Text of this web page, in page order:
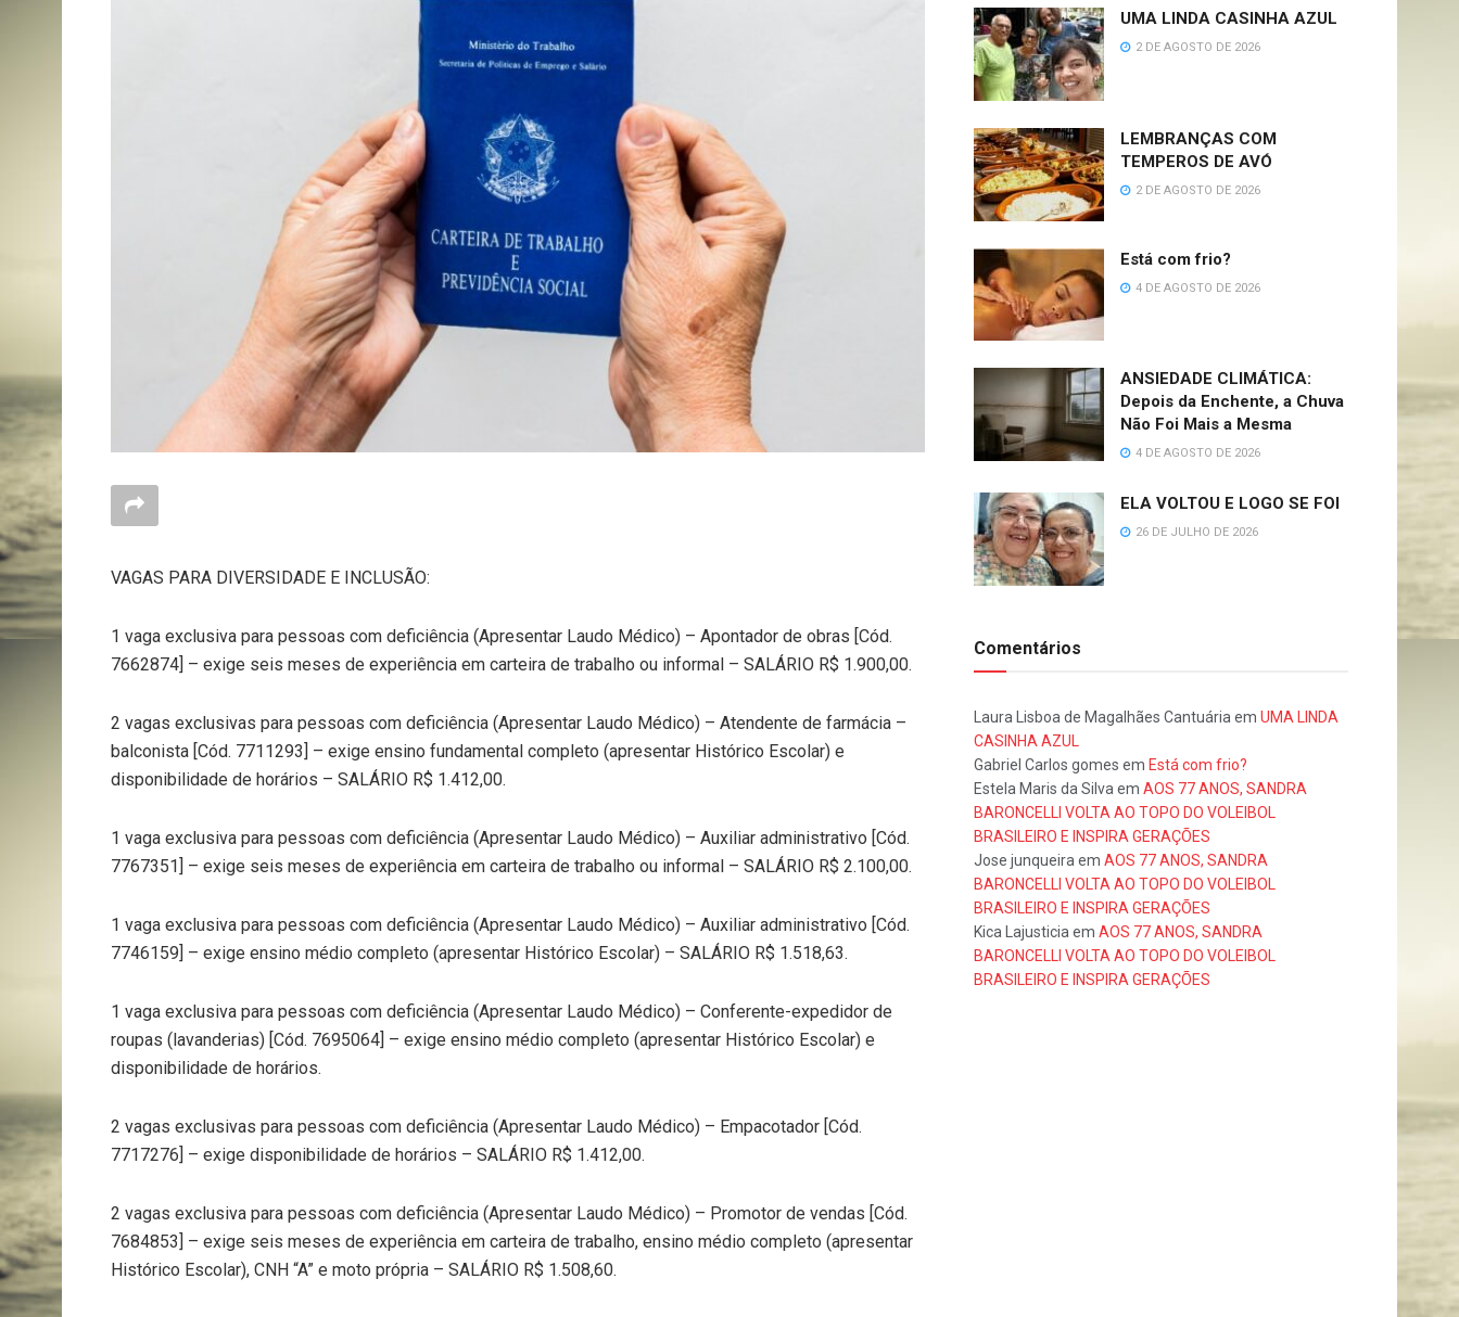
VAGAS PARA DIVERSIDADE E INCLUSÃO:
1 vaga exclusiva para pessoas com deficiência (Apresentar Laudo Médico) – Apontador de obras [Cód.
7662874] – exige seis meses de experiência em carteira de trabalho ou informal – SALÁRIO R$ 1.900,00.
2 vagas exclusivas para pessoas com deficiência (Apresentar Laudo Médico) – Atendente de farmácia –
balconista [Cód. 7711293] – exige ensino fundamental completo (apresentar Histórico Escolar) e
disponibilidade de horários – SALÁRIO R$ 1.412,00.
1 vaga exclusiva para pessoas com deficiência (Apresentar Laudo Médico) – Auxiliar administrativo [Cód.
7767351] – exige seis meses de experiência em carteira de trabalho ou informal – SALÁRIO R$ 2.100,00.
1 vaga exclusiva para pessoas com deficiência (Apresentar Laudo Médico) – Auxiliar administrativo [Cód.
7746159] – exige ensino médio completo (apresentar Histórico Escolar) – SALÁRIO R$ 1.518,63.
1 vaga exclusiva para pessoas com deficiência (Apresentar Laudo Médico) – Conferente-expedidor de
roupas (lavanderias) [Cód. 7695064] – exige ensino médio completo (apresentar Histórico Escolar) e
disponibilidade de horários.
2 vagas exclusivas para pessoas com deficiência (Apresentar Laudo Médico) – Empacotador [Cód.
7717276] – exige disponibilidade de horários – SALÁRIO R$ 1.412,00.
2 vagas exclusiva para pessoas com deficiência (Apresentar Laudo Médico) – Promotor de vendas [Cód.
7684853] – exige seis meses de experiência em carteira de trabalho, ensino médio completo (apresentar
Histórico Escolar), CNH “A” e moto própria – SALÁRIO R$ 1.508,60.
UMA LINDA CASINHA AZUL
2 DE AGOSTO DE 2026
LEMBRANÇAS COM
TEMPEROS DE AVÓ
2 DE AGOSTO DE 2026
Está com frio?
4 DE AGOSTO DE 2026
ANSIEDADE CLIMÁTICA:
Depois da Enchente, a Chuva
Não Foi Mais a Mesma
4 DE AGOSTO DE 2026
ELA VOLTOU E LOGO SE FOI
26 DE JULHO DE 2026
Comentários
Laura Lisboa de Magalhães Cantuária em UMA LINDA
CASINHA AZUL
Gabriel Carlos gomes em Está com frio?
Estela Maris da Silva em AOS 77 ANOS, SANDRA
BARONCELLI VOLTA AO TOPO DO VOLEIBOL
BRASILEIRO E INSPIRA GERAÇÕES
Jose junqueira em AOS 77 ANOS, SANDRA
BARONCELLI VOLTA AO TOPO DO VOLEIBOL
BRASILEIRO E INSPIRA GERAÇÕES
Kica Lajusticia em AOS 77 ANOS, SANDRA
BARONCELLI VOLTA AO TOPO DO VOLEIBOL
BRASILEIRO E INSPIRA GERAÇÕES